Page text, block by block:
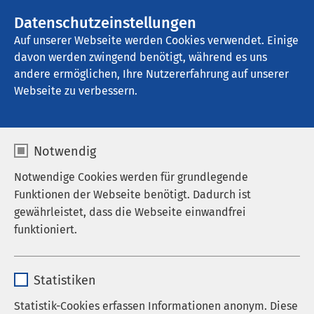
Datenschutzeinstellungen
Auf unserer Webseite werden Cookies verwendet. Einige
davon werden zwingend benötigt, während es uns
andere ermöglichen, Ihre Nutzererfahrung auf unserer
Webseite zu verbessern.
Notwendig
Notwendige Cookies werden für grundlegende
Funktionen der Webseite benötigt. Dadurch ist
gewährleistet, dass die Webseite einwandfrei
funktioniert.
Anbieter sgalinski
Statistiken
Statistik-Cookies erfassen Informationen anonym. Diese